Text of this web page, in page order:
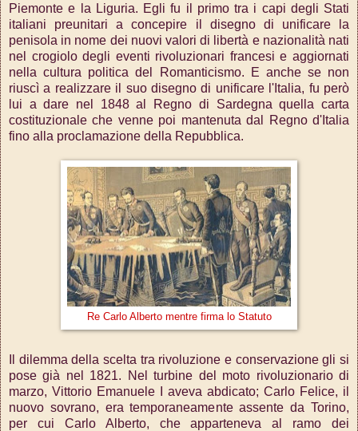
Piemonte e la Liguria. Egli fu il primo tra i capi degli Stati
italiani preunitari a concepire il disegno di unificare la
penisola in nome dei nuovi valori di libertà e nazionalità nati
nel crogiolo degli eventi rivoluzionari francesi e aggiornati
nella cultura politica del Romanticismo. E anche se non
riuscì a realizzare il suo disegno di unificare l'Italia, fu però
lui a dare nel 1848 al Regno di Sardegna quella carta
costituzionale che venne poi mantenuta dal Regno d'Italia
fino alla proclamazione della Repubblica.
Re Carlo Alberto mentre firma lo Statuto
Il dilemma della scelta tra rivoluzione e conservazione gli si
pose già nel 1821. Nel turbine del moto rivoluzionario di
marzo, Vittorio Emanuele I aveva abdicato; Carlo Felice, il
nuovo sovrano, era temporaneamente assente da Torino,
per cui Carlo Alberto, che apparteneva al ramo dei